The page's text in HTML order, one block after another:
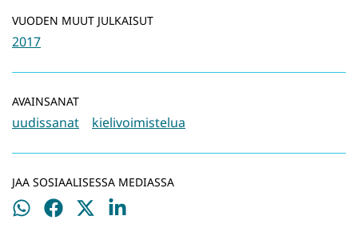
VUODEN MUUT JULKAISUT
2017
AVAINSANAT
uudissanat kielivoimistelua
JAA SOSIAALISESSA MEDIASSA
Jaa
Jaa
Jaa
Jaa